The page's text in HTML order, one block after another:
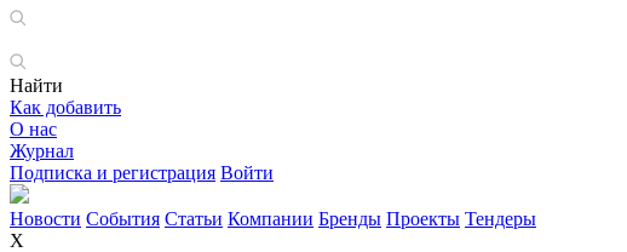
Найти
Как добавить
О нас
Журнал
Подписка и регистрация Войти
Новости События Статьи Компании Бренды Проекты Тендеры
X